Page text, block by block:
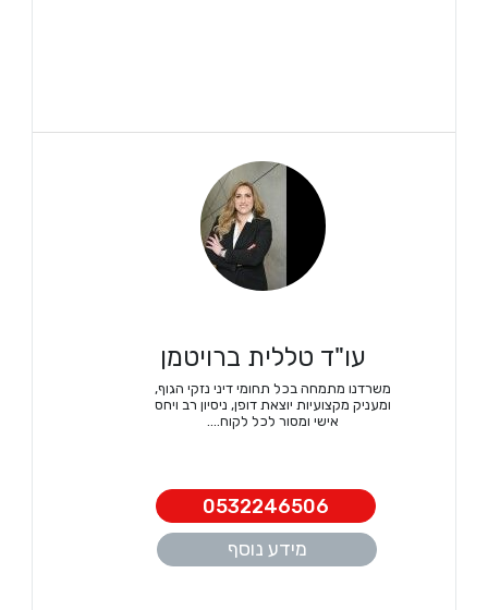
עו"ד טללית ברויטמן
משרדנו מתמחה בכל תחומי דיני נזקי הגוף,
ומעניק מקצועיות יוצאת דופן, ניסיון רב ויחס
אישי ומסור לכל לקוח....
0532246506
מידע נוסף